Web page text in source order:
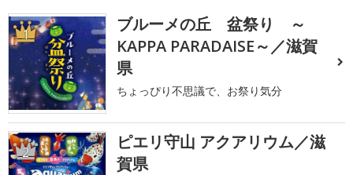
1
ブルーメの丘 盆祭り ～
KAPPA PARADAISE～／滋賀
県
ちょっぴり不思議で、お祭り気分
2
ピエリ守山 アクアリウム／滋
賀県